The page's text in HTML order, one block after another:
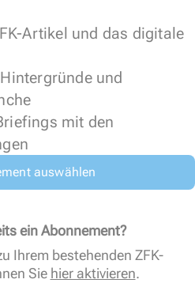
Artikel und das digitale
und
mit den
auswählen
ein Abonnement?
Ihrem bestehenden ZFK-
Sie hier aktivieren.